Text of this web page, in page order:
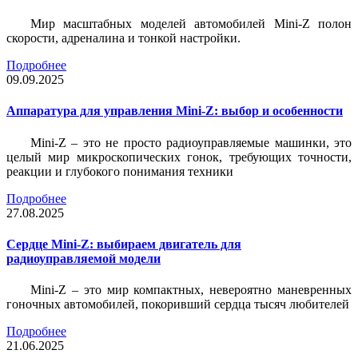
Мир масштабных моделей автомобилей Mini-Z полон
скорости, адреналина и тонкой настройки.
Подробнее
09.09.2025
Аппаратура для управления Mini-Z: выбор и особенности
Mini-Z – это не просто радиоуправляемые машинки, это
целый мир микроскопических гонок, требующих точности,
реакции и глубокого понимания техники
Подробнее
27.08.2025
Сердце Mini-Z: выбираем двигатель для
радиоуправляемой модели
Mini-Z – это мир компактных, невероятно маневренных
гоночных автомобилей, покоривший сердца тысяч любителей
Подробнее
21.06.2025